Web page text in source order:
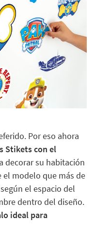
Por eso ahora
Stikets con el
decorar su habitación
el modelo que más de
el espacio del
dentro del diseño.
ideal para